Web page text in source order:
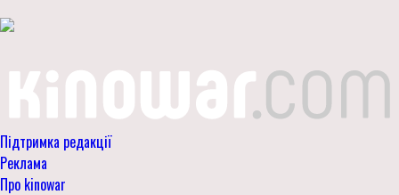
Підтримка редакції
Реклама
Про kinowar